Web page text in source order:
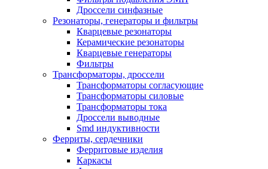
Дроссели синфазные
Резонаторы, генераторы и фильтры
Кварцевые резонаторы
Керамические резонаторы
Кварцевые генераторы
Фильтры
Трансформаторы, дроссели
Трансформаторы согласующие
Трансформаторы силовые
Трансформаторы тока
Дроссели выводные
Smd индуктивности
Ферриты, сердечники
Ферритовые изделия
Каркасы